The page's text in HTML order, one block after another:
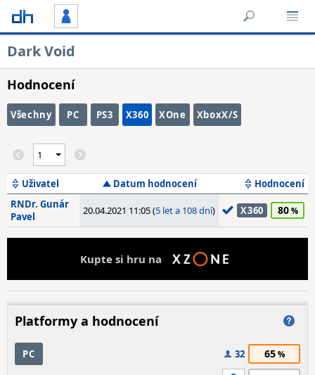
Dark Void
Hodnocení
Všechny PC PS3 X360 XOne XboxX/S
Uživatel Datum hodnocení
Hodnocení
RNDr. Gunár
Pavel
20.04.2021 11:05 (5 let a 108 dní) X360 80
Kupte si hru na
Platformy a hodnocení
PC 32 65